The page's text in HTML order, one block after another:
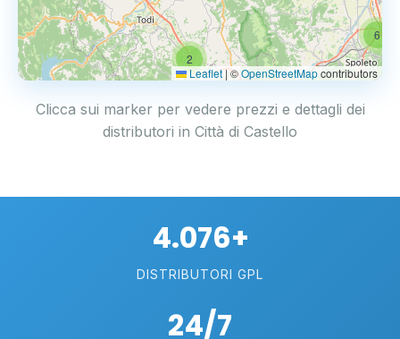
6
2
Leaflet|©OpenStreetMapcontributors
Clicca sui marker per vedere prezzi e dettagli dei
distributori in Città di Castello
4.076+
DISTRIBUTORI GPL
24/7